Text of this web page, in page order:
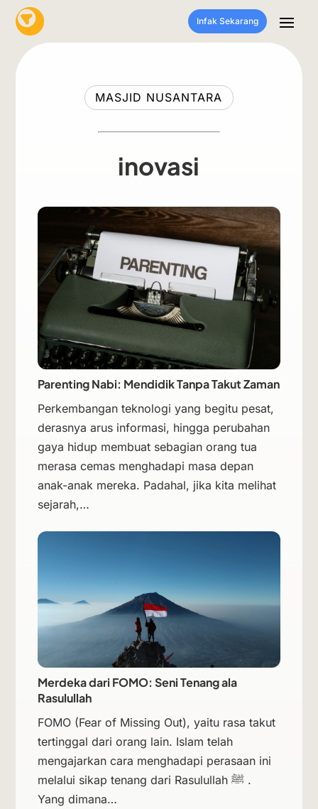
Infak Sekarang
MASJID NUSANTARA
inovasi
Parenting Nabi: Mendidik Tanpa Takut Zaman
Perkembangan teknologi yang begitu pesat,
derasnya arus informasi, hingga perubahan
gaya hidup membuat sebagian orang tua
merasa cemas menghadapi masa depan
anak-anak mereka. Padahal, jika kita melihat
sejarah,…
Merdeka dari FOMO: Seni Tenang ala
Rasulullah
FOMO (Fear of Missing Out), yaitu rasa takut
tertinggal dari orang lain. Islam telah
mengajarkan cara menghadapi perasaan ini
melalui sikap tenang dari Rasulullah ﷺ .
Yang dimana…